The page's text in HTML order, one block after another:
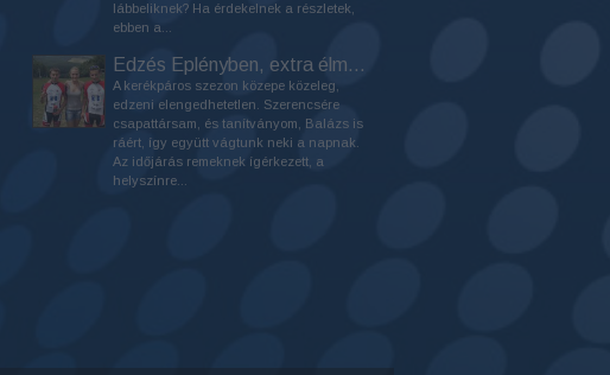
lábbeliknek? Ha érdekelnek a részletek,
ebben a...
Edzés Eplényben, extra élményekkel!
A kerékpáros szezon közepe közeleg,
edzeni elengedhetetlen. Szerencsére
csapattársam, és tanítványom, Balázs is
ráért, így együtt vágtunk neki a napnak.
Az időjárás remeknek ígérkezett, a
helyszínre...